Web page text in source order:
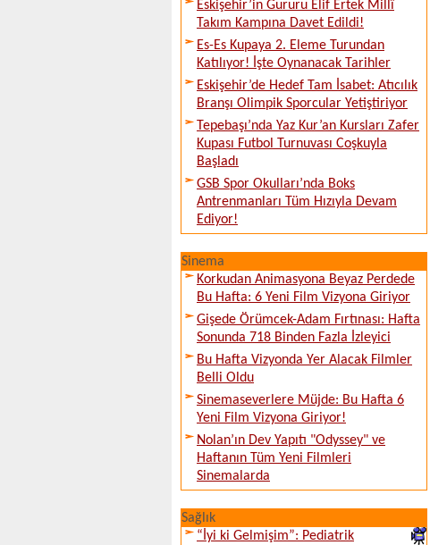
Eskişehir’in Gururu Elif Ertek Millî
Takım Kampına Davet Edildi!
Es-Es Kupaya 2. Eleme Turundan
Katılıyor! İşte Oynanacak Tarihler
Eskişehir’de Hedef Tam İsabet: Atıcılık
Branşı Olimpik Sporcular Yetiştiriyor
Tepebaşı’nda Yaz Kur’an Kursları Zafer
Kupası Futbol Turnuvası Coşkuyla
Başladı
GSB Spor Okulları’nda Boks
Antrenmanları Tüm Hızıyla Devam
Ediyor!
Sinema
Korkudan Animasyona Beyaz Perdede
Bu Hafta: 6 Yeni Film Vizyona Giriyor
Gişede Örümcek-Adam Fırtınası: Hafta
Sonunda 718 Binden Fazla İzleyici
Bu Hafta Vizyonda Yer Alacak Filmler
Belli Oldu
Sinemaseverlere Müjde: Bu Hafta 6
Yeni Film Vizyona Giriyor!
Nolan’ın Dev Yapıtı "Odyssey" ve
Haftanın Tüm Yeni Filmleri
Sinemalarda
Sağlık
“İyi ki Gelmişim”: Pediatrik